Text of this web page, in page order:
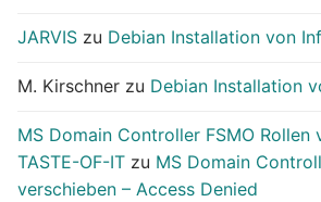
JARVIS zu Debian Installation von
M. Kirschner zu Debian Installation
MS Domain Controller FSMO Rollen
TASTE-OF-IT zu MS Domain
verschieben – Access Denied